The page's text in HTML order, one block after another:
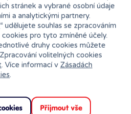
Rezervovat zde
Chodov
stránek a vybrané osobní údaje
a analytickými partnery.
“ udělujete souhlas se zpracováním
pro tyto zmíněné účely.
druhy cookies můžete
Zpracování volitelných cookies
. Více informací v Zásadách
.
Přijmout vše